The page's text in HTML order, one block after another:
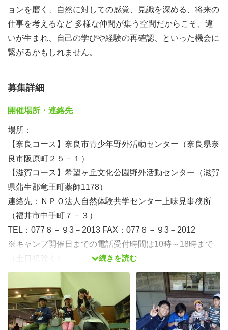
ョンを磨く、自然に対しての感覚、見識を深める、将来の
仕事を考えるなど 多様な仲間が集う空間だからこそ、違
いが生まれ、自己の学びや経験の再確認、といった機会に
繋がるかもしれません。
募集詳細
開催場所・連絡先
場所：
【奈良コース】奈良市青少年野外活動センター（奈良県奈
良市阪原町２５－１）
【滋賀コース】希望ヶ丘文化公園野外活動センター（滋賀
県蒲生郡竜王町薬師1178）
連絡先：ＮＰＯ法人自然体験共学センター上味見事務所
（福井市中手町７－３）
TEL：077６－９3－2013 FAX：077６－９3－2012
※キャンプ開催日までの電話受付時間は10時～18時まで
（土日祝除く）
活動内容
【2020なら春キャンプ】および【2020しが春キャンプ】
における参加者の生活面・活動面のサポート
続きを読む